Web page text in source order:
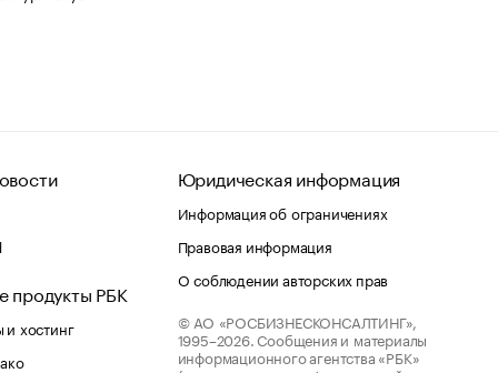
продукты РБК
хостинг
Юридическая информация
Информация об ограничениях
Правовая информация
О соблюдении авторских прав
© АО «РОСБИЗНЕСКОНСАЛТИНГ»,
1995–2026. Сообщения и материалы
информационного агентства «РБК»